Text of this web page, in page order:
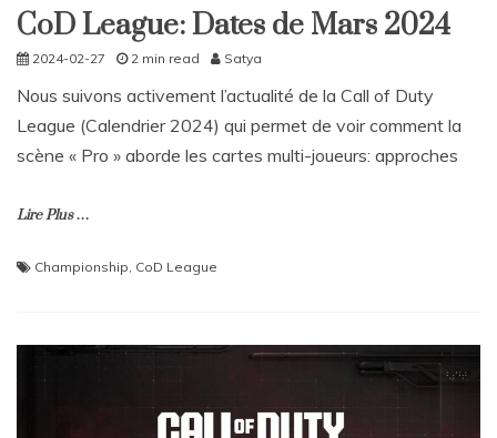
CoD League: Dates de Mars 2024
2024-02-27 2 min read Satya
Nous suivons activement l’actualité de la Call of Duty
League (Calendrier 2024) qui permet de voir comment la
scène « Pro » aborde les cartes multi-joueurs: approches
Lire Plus …
Championship, CoD League